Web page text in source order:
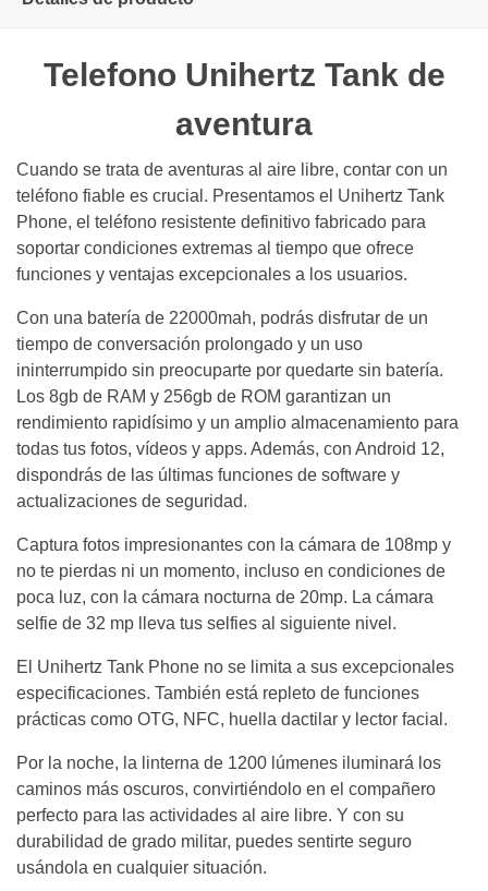
Telefono Unihertz Tank de
aventura
Cuando se trata de aventuras al aire libre, contar con un
teléfono fiable es crucial. Presentamos el Unihertz Tank
Phone, el teléfono resistente definitivo fabricado para
soportar condiciones extremas al tiempo que ofrece
funciones y ventajas excepcionales a los usuarios.
Con una batería de 22000mah, podrás disfrutar de un
tiempo de conversación prolongado y un uso
ininterrumpido sin preocuparte por quedarte sin batería.
Los 8gb de RAM y 256gb de ROM garantizan un
rendimiento rapidísimo y un amplio almacenamiento para
todas tus fotos, vídeos y apps. Además, con Android 12,
dispondrás de las últimas funciones de software y
actualizaciones de seguridad.
Captura fotos impresionantes con la cámara de 108mp y
no te pierdas ni un momento, incluso en condiciones de
poca luz, con la cámara nocturna de 20mp. La cámara
selfie de 32 mp lleva tus selfies al siguiente nivel.
El Unihertz Tank Phone no se limita a sus excepcionales
especificaciones. También está repleto de funciones
prácticas como OTG, NFC, huella dactilar y lector facial.
Por la noche, la linterna de 1200 lúmenes iluminará los
caminos más oscuros, convirtiéndolo en el compañero
perfecto para las actividades al aire libre. Y con su
durabilidad de grado militar, puedes sentirte seguro
usándola en cualquier situación.